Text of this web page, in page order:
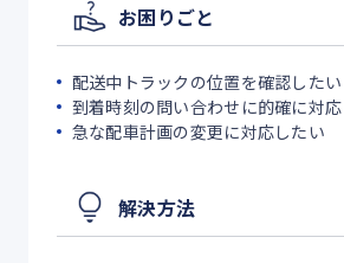
お困りごと
配送中トラックの位置を確認したい
到着時刻の問い合わせに的確に対
急な配車計画の変更に対応したい
解決方法